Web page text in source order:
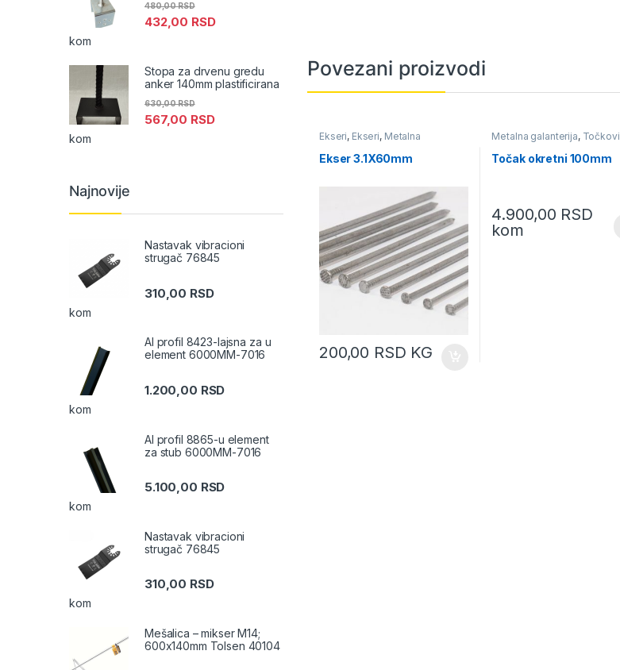
Povezani proizvodi
Ekseri, Ekseri, Metalna
Ekser 3.1X60mm
200,00 RSD KG
Metalna galanterija, Točkovi
Točak okretni 100mm
4.900,00 RSD
kom
432,00 RSD
480,00RSD
kom
Stopa za drvenu gredu
anker 140mm plastificirana
567,00 RSD
630,00RSD
kom
Najnovije
Nastavak vibracioni
strugač 76845
310,00 RSD
kom
Al profil 8423-lajsna za u
element 6000MM-7016
1.200,00 RSD
kom
Al profil 8865-u element
za stub 6000MM-7016
5.100,00 RSD
kom
Nastavak vibracioni
strugač 76845
310,00 RSD
kom
Mešalica – mikser M14;
600x140mm Tolsen 40104